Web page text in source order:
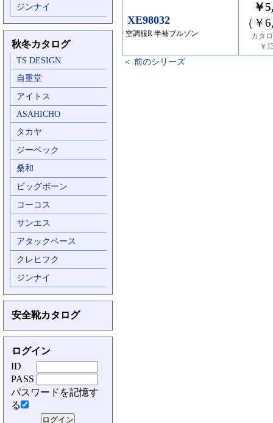
ジンナイ
秋冬カタログ
TS DESIGN
自重堂
アイトス
ASAHICHO
タカヤ
ジーベック
桑和
ビッグボーン
コーコス
サンエス
アタックベース
クレヒフク
ジンナイ
安全靴カタログ
ログイン
ID
PASS
パスワードを記憶す
る
XE98032
空調服R 半袖ブルゾン
￥
（￥
カタ
￥
＜ 前のシリーズ